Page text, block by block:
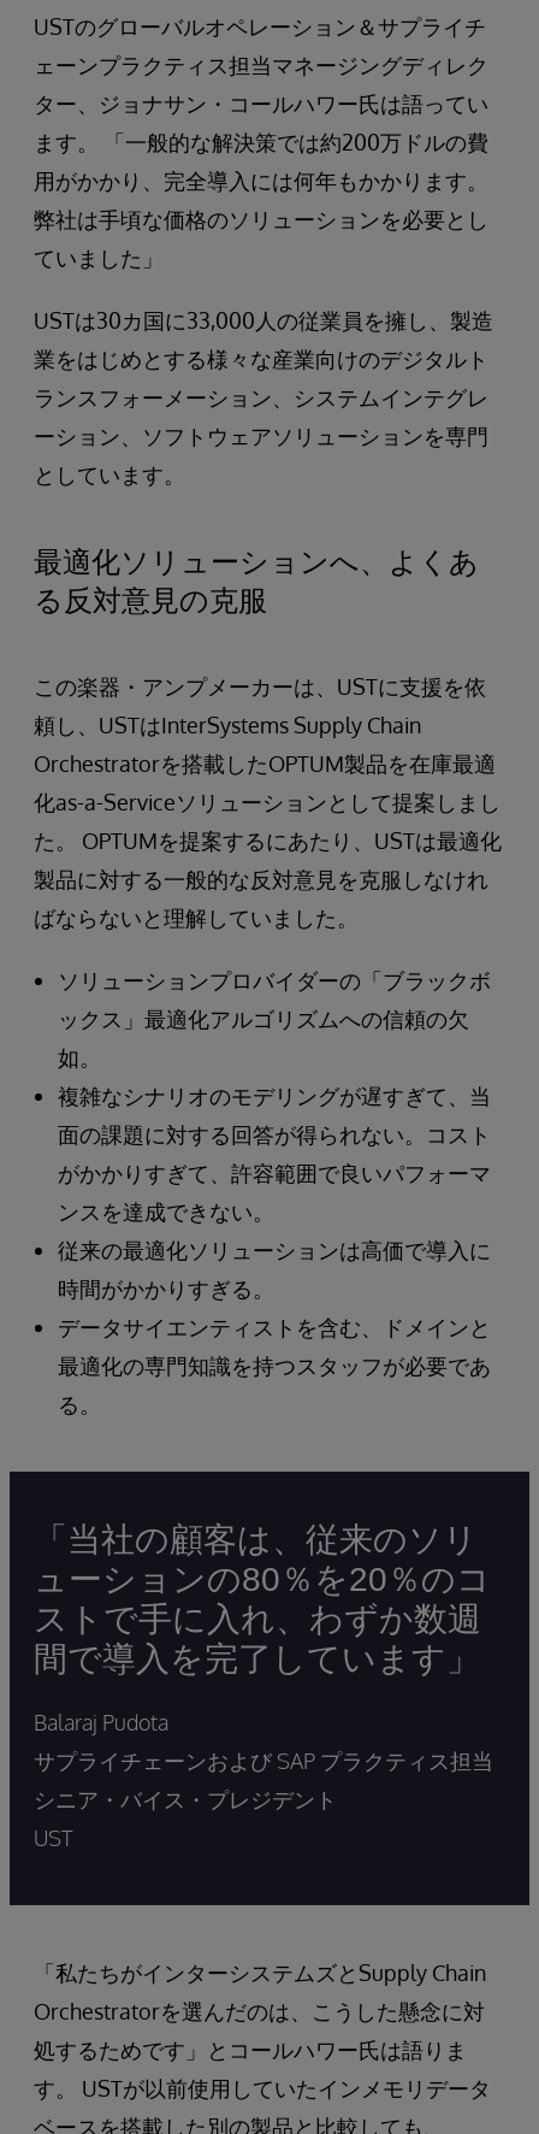
USTのグローバルオペレーション＆サプライチ
ェーンプラクティス担当マネージングディレク
ター、ジョナサン・コールハワー氏は語ってい
ます。 「一般的な解決策では約200万ドルの費
用がかかり、完全導入には何年もかかります。
弊社は手頃な価格のソリューションを必要とし
ていました」
USTは30カ国に33,000人の従業員を擁し、製造
業をはじめとする様々な産業向けのデジタルト
ランスフォーメーション、システムインテグレ
ーション、ソフトウェアソリューションを専門
としています。
最適化ソリューションへ、よくあ
る反対意見の克服
この楽器・アンプメーカーは、USTに支援を依
頼し、USTはInterSystems Supply Chain
Orchestratorを搭載したOPTUM製品を在庫最適
化as-a-Serviceソリューションとして提案しまし
た。 OPTUMを提案するにあたり、USTは最適化
製品に対する一般的な反対意見を克服しなけれ
ばならないと理解していました。
ソリューションプロバイダーの「ブラックボ
ックス」最適化アルゴリズムへの信頼の欠
如。
複雑なシナリオのモデリングが遅すぎて、当
面の課題に対する回答が得られない。コスト
がかかりすぎて、許容範囲で良いパフォーマ
ンスを達成できない。
従来の最適化ソリューションは高価で導入に
時間がかかりすぎる。
データサイエンティストを含む、ドメインと
最適化の専門知識を持つスタッフが必要であ
る。
「当社の顧客は、従来のソリ
ューションの80％を20％のコ
ストで手に入れ、わずか数週
間で導入を完了しています」
Balaraj Pudota
サプライチェーンおよび SAP プラクティス担当
シニア・バイス・プレジデント
UST
「私たちがインターシステムズとSupply Chain
Orchestratorを選んだのは、こうした懸念に対
処するためです」とコールハワー氏は語りま
す。 USTが以前使用していたインメモリデータ
ベースを搭載した別の製品と比較しても、